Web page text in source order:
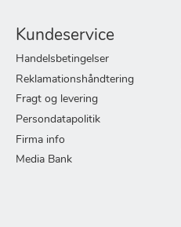
Kundeservice
Handelsbetingelser
Reklamationshåndtering
Fragt og levering
Persondatapolitik
Firma info
Media Bank